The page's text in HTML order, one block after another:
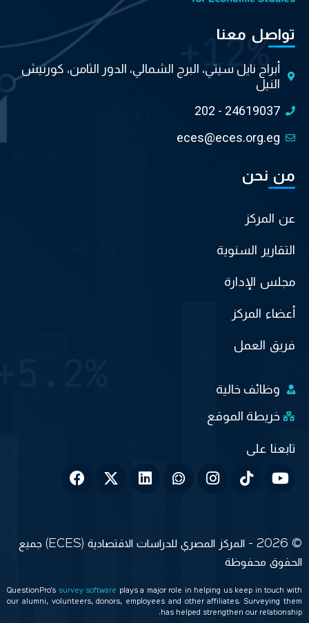
تواصل معنا
أبراج نايل سيتي، البرج الشمالي، الدور الثامن، كورنيش
النيل
202 - 24619037
eces@eces.org.eg
من نحن
عن المركز
التقارير السنوية
مجلس الإدارة
أعضاء المركز
فريق العمل
وظائف خالية
خريطة الموقع
© 2026 - المركز المصري للدراسات الاقتصادية (ECES) جميع
الحقوق محفوظة
QuestionPro’s survey software
plays a major role in helping us keep in touch with
our alumni, volunteers, donors, employees and other affiliates. Surveying them
has helped strengthen our relationship.